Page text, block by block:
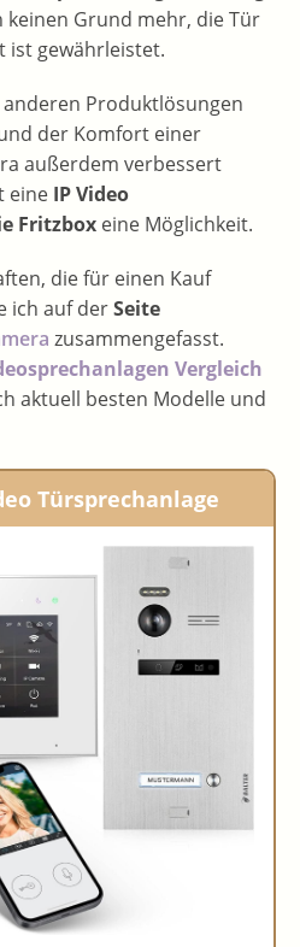
Grund mehr, die Tür
ist gewährleistet.
Produktlösungen
der Komfort einer
außerdem verbessert
eine IP Video
Fritzbox eine Möglichkeit.
die für einen Kauf
ich auf derSeite
zusammengefasst.
Vergleich
aktuell besten Modelle und
Türsprechanlage